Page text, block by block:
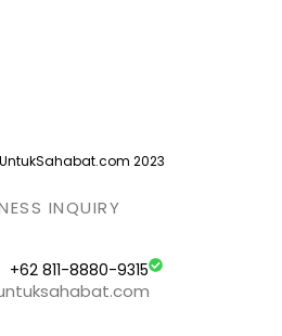
2023
INQUIRY
+62 811-8880-9315